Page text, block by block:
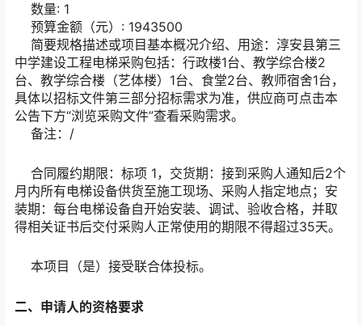
数量: 1
预算金额（元）: 1943500
简要规格描述或项目基本概况介绍、用途：淳安县第三
中学建设工程电梯采购包括：行政楼1台、教学综合楼2
台、教学综合楼（艺体楼）1台、食堂2台、教师宿舍1台，
具体以招标文件第三部分招标需求为准，供应商可点击本
公告下方“浏览采购文件”查看采购需求。
备注：/
合同履约期限：标项 1，交货期：接到采购人通知后2个
月内所有电梯设备供货至施工现场、采购人指定地点；安
装期：每台电梯设备自开始安装、调试、验收合格，并取
得相关证书后交付采购人正常使用的期限不得超过35天。
本项目（是）接受联合体投标。
二、申请人的资格要求